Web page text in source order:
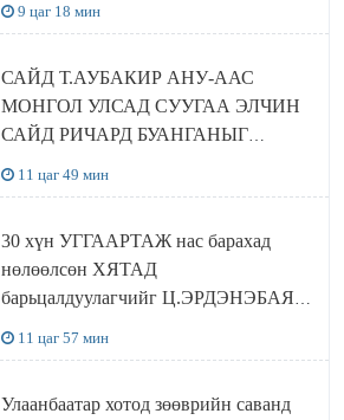
9 цаг 18 мин
САЙД Т.АУБАКИР АНУ-ААС
МОНГОЛ УЛСАД СУУГАА ЭЛЧИН
САЙД РИЧАРД БУАНГАНЫГ
11 цаг 49 мин
30 хүн УГГААРТАЖ нас барахад
нөлөөлсөн ХЯТАД
барьцалдуулагчийг Ц.ЭРДЭНЭБАЯР
11 цаг 57 мин
Улаанбаатар хотод зөөврийн саванд